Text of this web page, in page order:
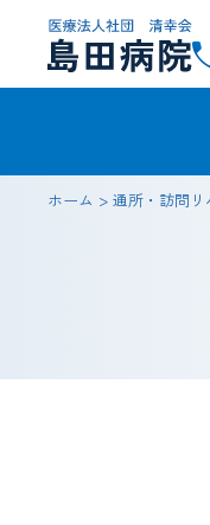
ホーム > 通所・訪問リ